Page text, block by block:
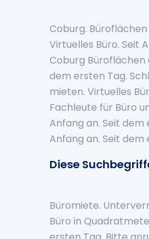
Coburg.
Virtuelles Büro. Seit
Coburg Büroflächen
dem ersten Tag.
mieten. Virtuelles
Fachleute für Büro
Anfang an. Seit dem
Anfang an. Seit dem
Diese
Büromiete.
Büro in